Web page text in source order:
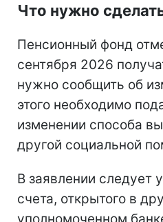
Что нужно
Пенсионный фонд
сентября 2026
нужно сообщить об
этого необходимо
изменении способа
другой социальной
В заявлении следует
счета, открытого в
уполномоченном